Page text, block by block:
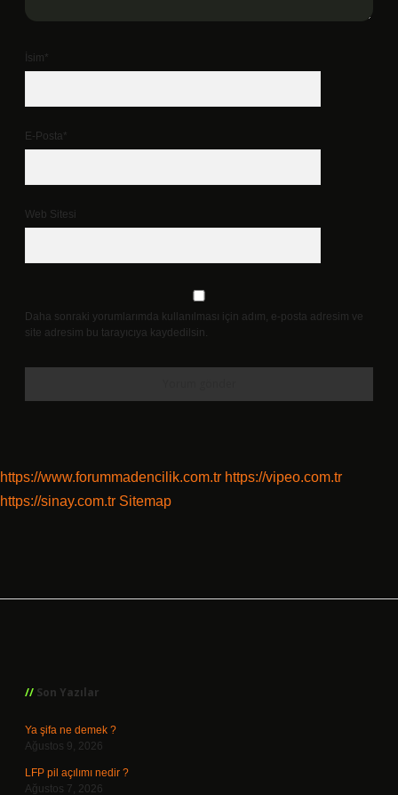
İsim*
E-Posta*
Web Sitesi
Daha sonraki yorumlarımda kullanılması için adım, e-posta adresim ve
site adresim bu tarayıcıya kaydedilsin.
https://www.forummadencilik.com.tr https://vipeo.com.tr
https://sinay.com.tr Sitemap
Son Yazılar
Ya şifa ne demek ?
Ağustos 9, 2026
LFP pil açılımı nedir ?
Ağustos 7, 2026